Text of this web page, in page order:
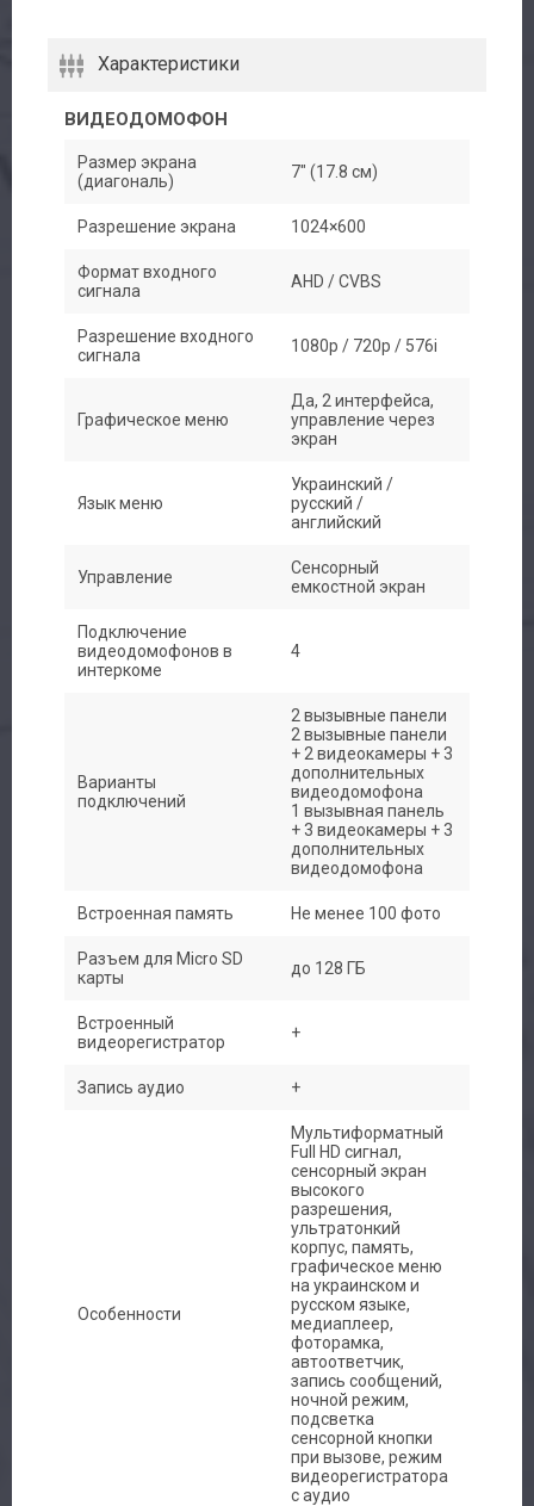
Характеристики
ВИДЕОДОМОФОН
Размер экрана
(диагональ)
7" (17.8 см)
Разрешение экрана 1024×600
Формат входного
сигнала
AHD / CVBS
Разрешение входного
сигнала
1080p / 720p / 576i
Графическое меню
Да, 2 интерфейса,
управление через
экран
Язык меню
Украинский /
русский /
английский
Управление
Сенсорный
емкостной экран
Подключение
видеодомофонов в
интеркоме
4
Варианты
подключений
2 вызывные панели
2 вызывные панели
+ 2 видеокамеры + 3
дополнительных
видеодомофона
1 вызывная панель
+ 3 видеокамеры + 3
дополнительных
видеодомофона
Встроенная память Не менее 100 фото
Разъем для Micro SD
карты
до 128 ГБ
Встроенный
видеорегистратор
+
Запись аудио +
Особенности
Мультиформатный
Full HD сигнал,
сенсорный экран
высокого
разрешения,
ультратонкий
корпус, память,
графическое меню
на украинском и
русском языке,
медиаплеер,
фоторамка,
автоответчик,
запись сообщений,
ночной режим,
подсветка
сенсорной кнопки
при вызове, режим
видеорегистратора
с аудио